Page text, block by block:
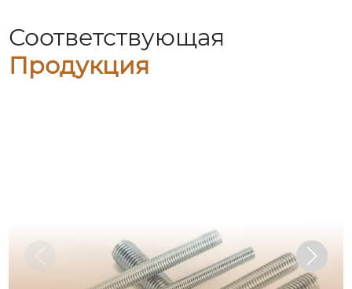
Соответствующая
Продукция